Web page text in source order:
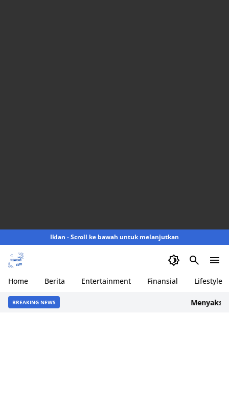
Iklan - Scroll ke bawah untuk melanjutkan
Home Berita Entertainment Finansial Lifestyle
BREAKING NEWS